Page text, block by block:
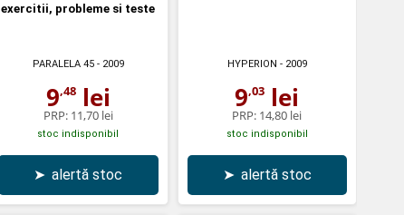
exercitii, probleme si teste
PARALELA 45- 2009
9,48lei
PRP: 11,70 lei
stoc indisponibil
➤ alertă stoc
HYPERION - 2009
9,03 lei
PRP: 14,80 lei
stoc indisponibil
➤ alertă stoc